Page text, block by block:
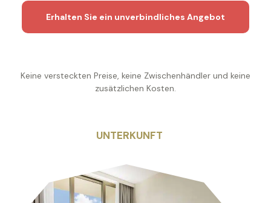
Erhalten Sie ein unverbindliches Angebot
Keine versteckten Preise, keine Zwischenhändler und keine
zusätzlichen Kosten.
UNTERKUNFT